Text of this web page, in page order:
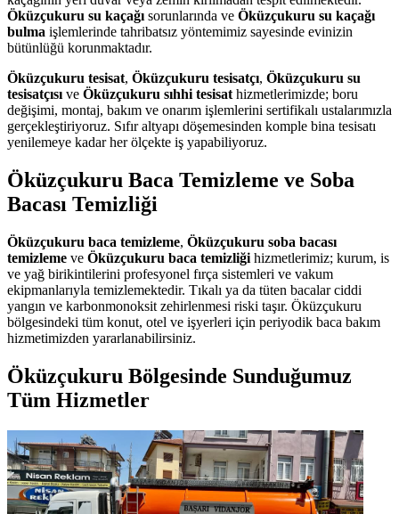
Öküzçukuru su kaçağı sorunlarında ve Öküzçukuru su kaçağı
bulma işlemlerinde tahribatsız yöntemimiz sayesinde evinizin
bütünlüğü korunmaktadır.
Öküzçukuru tesisat, Öküzçukuru tesisatçı, Öküzçukuru su
tesisatçısı ve Öküzçukuru sıhhi tesisat hizmetlerimizde; boru
değişimi, montaj, bakım ve onarım işlemlerini sertifikalı ustalarımızla
gerçekleştiriyoruz. Sıfır altyapı döşemesinden komple bina tesisatı
yenilemeye kadar her ölçekte iş yapabiliyoruz.
Öküzçukuru Baca Temizleme ve Soba
Bacası Temizliği
Öküzçukuru baca temizleme, Öküzçukuru soba bacası
temizleme ve Öküzçukuru baca temizliği hizmetlerimiz; kurum, is
ve yağ birikintilerini profesyonel fırça sistemleri ve vakum
ekipmanlarıyla temizlemektedir. Tıkalı ya da tüten bacalar ciddi
yangın ve karbonmonoksit zehirlenmesi riski taşır. Öküzçukuru
bölgesindeki tüm konut, otel ve işyerleri için periyodik baca bakım
hizmetimizden yararlanabilirsiniz.
Öküzçukuru Bölgesinde Sunduğumuz
Tüm Hizmetler